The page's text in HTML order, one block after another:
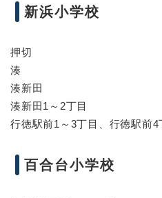
新浜小学校
押切
湊
湊新田
湊新田1～2丁目
行徳駅前1～3丁目、行徳駅前4
百合台小学校